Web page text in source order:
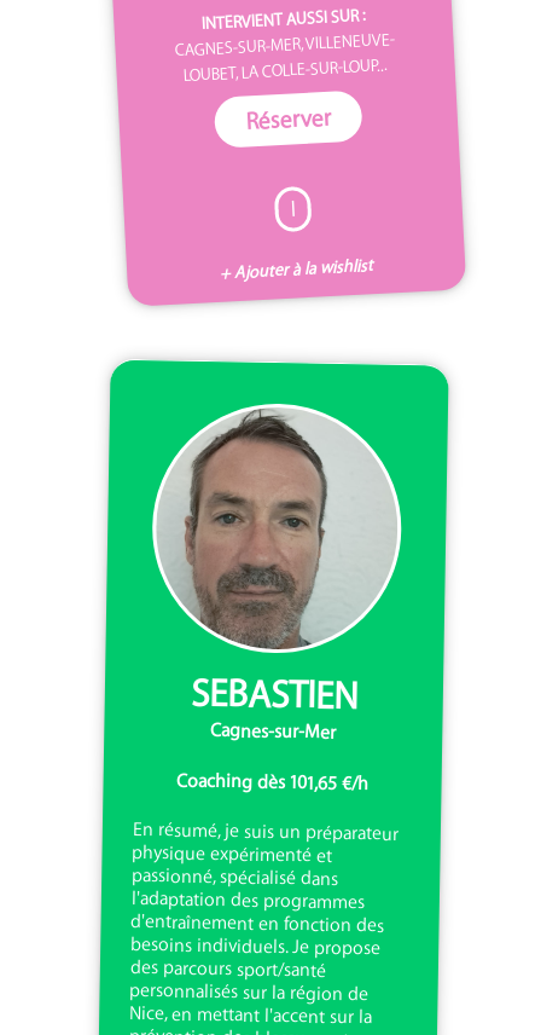
INTERVIENT AUSSI SUR :
CAGNES-SUR-MER, VILLENEUVE-
LOUBET, LA COLLE-SUR-LOUP...
Réserver
I
+ Ajouter à la wishlist
SEBASTIEN
Cagnes-sur-Mer
Coaching dès 101,65 €/h
En résumé, je suis un préparateur
physique expérimenté et
passionné, spécialisé dans
l'adaptation des programmes
d'entraînement en fonction des
besoins individuels. Je propose
des parcours sport/santé
personnalisés sur la région de
Nice, en mettant l'accent sur la
prévention des blessures et
l'amélioration de la condition